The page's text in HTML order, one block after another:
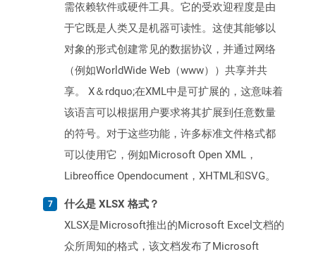
需依赖软件或硬件工具。它的受欢迎程度是由
于它既是人类又是机器可读性。这使其能够以
对象的形式创建常见的数据协议，并通过网络
（例如WorldWide Web（www））共享并共
享。 X＆rdquo;在XML中是可扩展的，这意味着
该语言可以根据用户要求将其扩展到任意数量
的符号。对于这些功能，许多标准文件格式都
可以使用它，例如Microsoft Open XML，
Libreoffice Opendocument，XHTML和SVG。
什么是 XLSX 格式？
XLSX是Microsoft推出的Microsoft Excel文档的
众所周知的格式，该文档发布了Microsoft